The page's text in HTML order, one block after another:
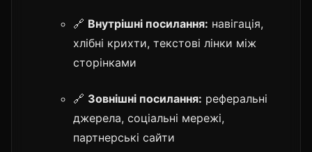
🔗 Внутрішні посилання: навігація,
хлібні крихти, текстові лінки між
сторінками
🔗 Зовнішні посилання: реферальні
джерела, соціальні мережі,
партнерські сайти